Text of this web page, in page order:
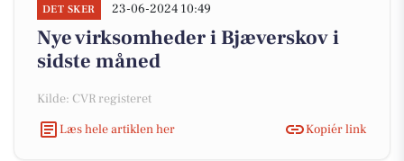
DET SKER 23-06-2024 10:49
Nye virksomheder i Bjæverskov i
sidste måned
Kilde: CVR registeret
Læs hele artiklen her
Kopiér link